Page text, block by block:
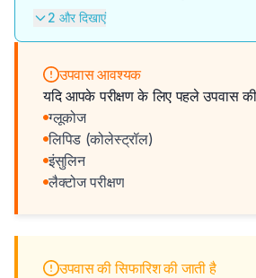
2 और दिखाएं
उपवास आवश्यक
यदि आपके परीक्षण के लिए पहले उपवास
ग्लूकोज
लिपिड (कोलेस्ट्रॉल)
इंसुलिन
लैक्टोज परीक्षण
उपवास की सिफारिश की जाती है